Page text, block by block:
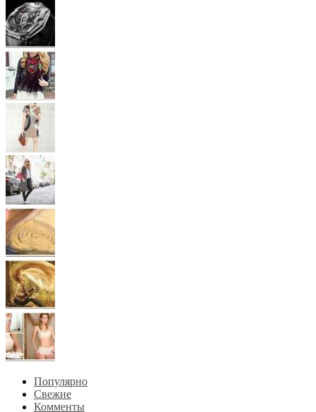
Популярно
Свежие
Комменты